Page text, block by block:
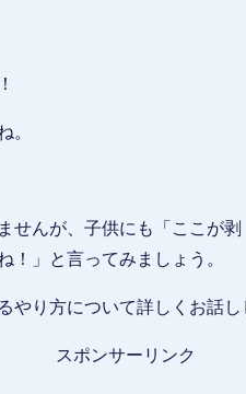
。
せんが、子供にも「ここが
！」と言ってみましょう。
り方について詳しくお話し
スポンサーリンク